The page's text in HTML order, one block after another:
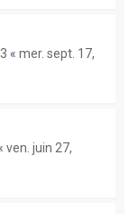
« mer. sept. 17,
ven. juin 27,